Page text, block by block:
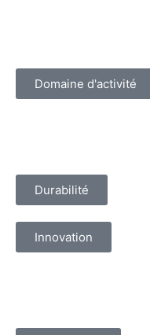
Domaine d'activité
Durabilité
Innovation